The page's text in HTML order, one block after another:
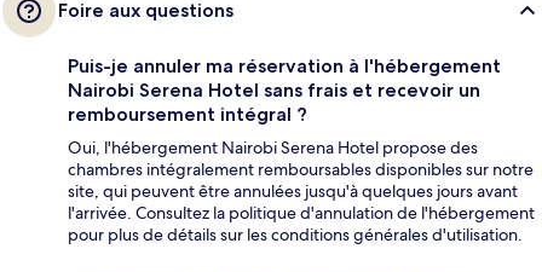
Foire aux questions
Puis-je annuler ma réservation à l'hébergement
Nairobi Serena Hotel sans frais et recevoir un
remboursement intégral ?
Oui, l'hébergement Nairobi Serena Hotel propose des
chambres intégralement remboursables disponibles sur notre
site, qui peuvent être annulées jusqu'à quelques jours avant
l'arrivée. Consultez la politique d'annulation de l'hébergement
pour plus de détails sur les conditions générales d'utilisation.